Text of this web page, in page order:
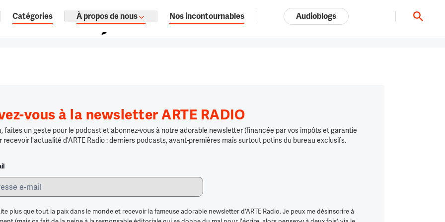
documentaires audio.
Tout l'univers ARTE.tv
Catégories À propos de nous Nos incontournables Audioblogs
vous à la newsletter ARTE RADIO
faites un geste pour le podcast et abonnez-vous à notre adorable newsletter (financée par vos impôts et garantie
recevoir l'actualité d'ARTE Radio : derniers podcasts, avant-premières mais surtout potins du bureau exclusifs.
plus que tout la paix dans le monde et recevoir la fameuse adorable newsletter d'ARTE Radio. Je peux me désinscrire à